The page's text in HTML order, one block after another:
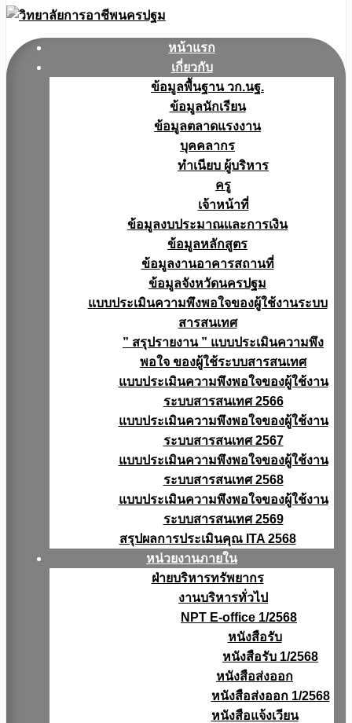
หน้าแรก
เกี่ยวกับ
ข้อมูลพื้นฐาน วก.นฐ.
ข้อมูลนักเรียน
ข้อมูลตลาดแรงงาน
บุคคลากร
ทำเนียบ ผู้บริหาร
ครู
เจ้าหน้าที่
ข้อมูลงบประมาณเเละการเงิน
ข้อมูลหลักสูตร
ข้อมูลงานอาคารสถานที่
ข้อมูลจังหวัดนครปฐม
แบบประเมินความพึงพอใจของผู้ใช้งานระบบ
สารสนเทศ
” สรุปรายงาน ” แบบประเมินความพึง
พอใจ ของผู้ใช้ระบบสารสนเทศ
แบบประเมินความพึงพอใจของผู้ใช้งาน
ระบบสารสนเทศ 2566
แบบประเมินความพึงพอใจของผู้ใช้งาน
ระบบสารสนเทศ 2567
แบบประเมินความพึงพอใจของผู้ใช้งาน
ระบบสารสนเทศ 2568
แบบประเมินความพึงพอใจของผู้ใช้งาน
ระบบสารสนเทศ 2569
สรุปผลการประเมินคุณ ITA 2568
หน่วยงานภายใน
ฝ่ายบริหารทรัพยากร
งานบริหารทั่วไป
NPT E-office 1/2568
หนังสือรับ
หนังสือรับ 1/2568
หนังสือส่งออก
หนังสือส่งออก 1/2568
หนังสือแจ้งเวียน